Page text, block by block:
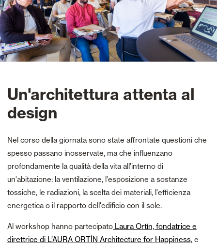
Un'architettura attenta al
design
Nel corso della giornata sono state affrontate questioni che
spesso passano inosservate, ma che influenzano
profondamente la qualità della vita all'interno di
un'abitazione: la ventilazione, l'esposizione a sostanze
tossiche, le radiazioni, la scelta dei materiali, l'efficienza
energetica o il rapporto dell'edificio con il sole.
Al workshop hanno partecipato Laura Ortín, fondatrice e
direttrice di L’AURA ORTÍN Architecture for Happiness, e